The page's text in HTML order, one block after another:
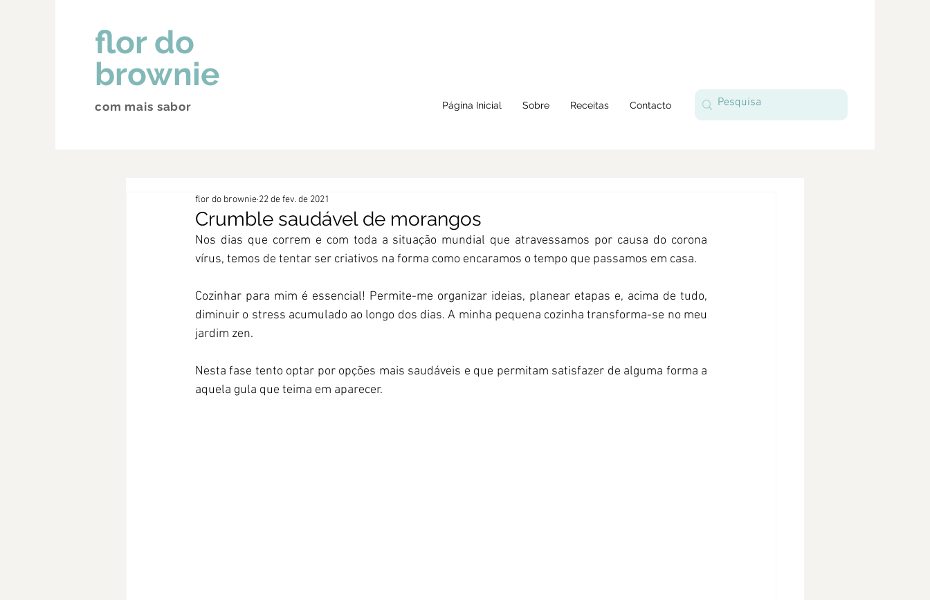
flor do
brownie
com mais sabor Página Inicial Sobre Receitas Contacto
Crumble saudável de morangos
flor do brownie 22 de fev. de 2021
Nos dias que correm e com toda a situação mundial que atravessamos por causa do corona
vírus, temos de tentar ser criativos na forma como encaramos o tempo que passamos em casa.
Cozinhar para mim é essencial! Permite-me organizar ideias, planear etapas e, acima de tudo,
diminuir o stress acumulado ao longo dos dias. A minha pequena cozinha transforma-se no meu
jardim zen.
Nesta fase tento optar por opções mais saudáveis e que permitam satisfazer de alguma forma a
aquela gula que teima em aparecer.